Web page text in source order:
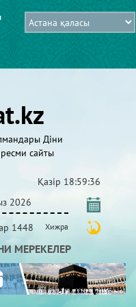
Діни
сайты
Қазір 18:59:37
2026
1448 Хижра
МЕРЕКЕЛЕР